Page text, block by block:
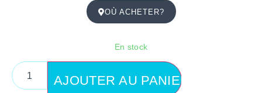
OÙ ACHETER?
En stock
AJOUTER AU PANIER